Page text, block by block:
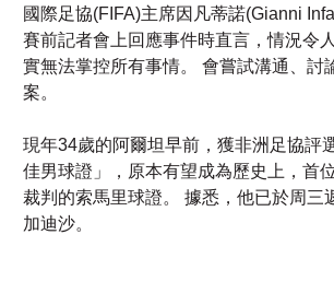
國際足協(FIFA)主席因凡蒂諾(Gianni
賽前記者會上回應事件時直言，情況令
實無法掌控所有事情。 會嘗試溝通、討
案。
現年34歲的阿爾坦早前，獲非洲足協評
佳男球證」，原本有望成為歷史上，首
裁判的索馬里球證。 據悉，他已於周三
加迪沙。